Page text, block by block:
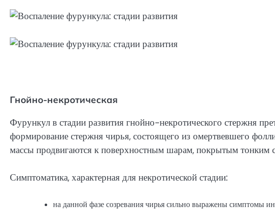
Гнойно-некротическая
Фурункул в стадии развития гнойно-некротического стержня
формирование стержня чирья, состоящего из омертвевшего
массы продвигаются к поверхностным шарам, покрытым тонким
Симптоматика, характерная для некротической стадии:
на данной фазе созревания чирья сильно выражены симптомы